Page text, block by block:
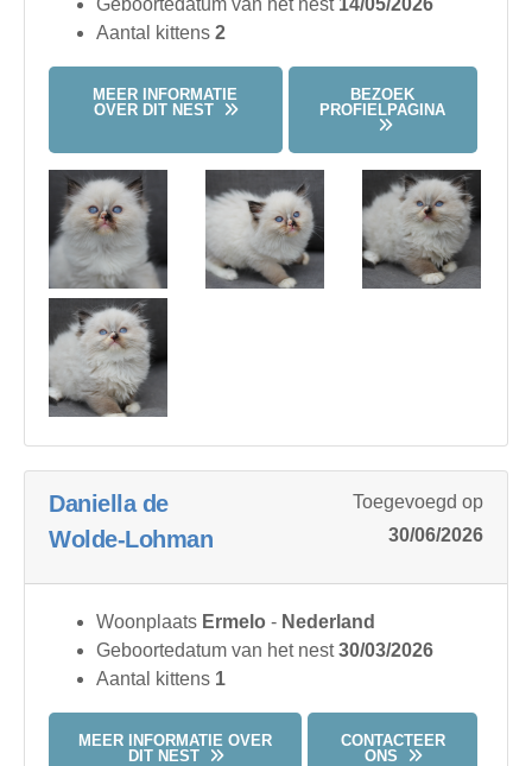
Aantal kittens 2
MEER INFORMATIE
OVER DIT NEST
BEZOEK
PROFIELPAGINA
Daniella de
Wolde-Lohman
Toegevoegd op
30/06/2026
Woonplaats Ermelo - Nederland
Geboortedatum van het nest30/03/2026
Aantal kittens 1
MEER INFORMATIE OVER
DIT NEST
CONTACTEER
ONS